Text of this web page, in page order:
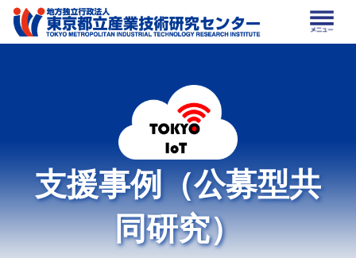
支援事例（公募型共
同研究）